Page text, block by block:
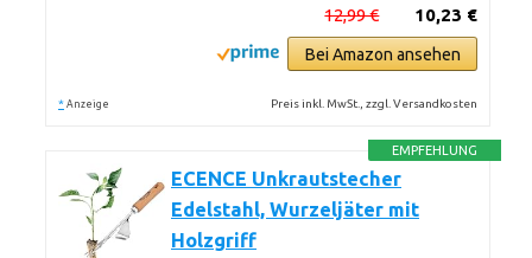
10,23 €
12,99 €
Bei Amazon ansehen
* Anzeige Preis inkl. MwSt., zzgl. Versandkosten
EMPFEHLUNG
ECENCE Unkrautstecher
Edelstahl, Wurzeljäter mit
Holzgriff